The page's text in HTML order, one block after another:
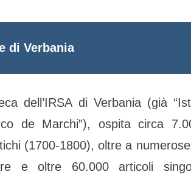
di Verbania
dell’IRSA di Verbania (già
de Marchi”), ospita circa
(1700-1800), oltre a
e oltre 60.000 articoli